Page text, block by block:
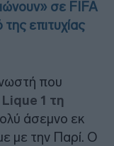
σε FIFA
επιτυχίας
που
1 τη
άσεμνο εκ
με την Παρί. Ο